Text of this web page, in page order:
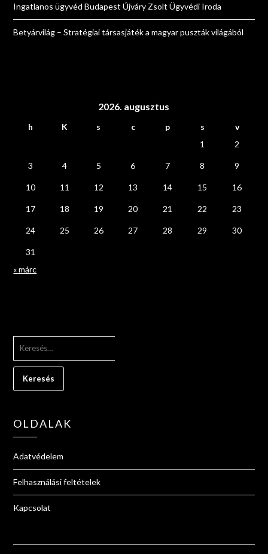
Ingatlanos ügyvéd Budapest Újváry Zsolt Ügyvédi Iroda
Betyárvilág – Stratégiai társasjáték a magyar puszták világából
2026. augusztus
h K s c p s
v
1
2
3 4 5 6 7 8 9
10 11 12 13 14 15 16
17 18 19 20 21 22 23
24 25 26 27 28 29 30
31
« márc
OLDALAK
Adatvédelem
Felhasználási feltételek
Kapcsolat